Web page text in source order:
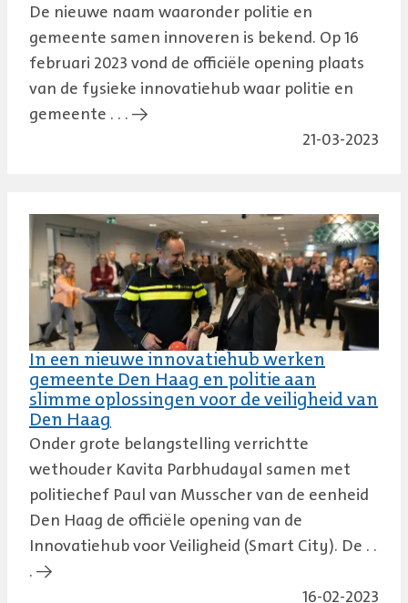
De nieuwe naam waaronder politie en
gemeente samen innoveren is bekend. Op 16
februari 2023 vond de officiële opening plaats
van de fysieke innovatiehub waar politie en
gemeente . . . →
21-03-2023
In een nieuwe innovatiehub werken
gemeente Den Haag en politie aan
slimme oplossingen voor de veiligheid van
Den Haag
Onder grote belangstelling verrichtte
wethouder Kavita Parbhudayal samen met
politiechef Paul van Musscher van de eenheid
Den Haag de officiële opening van de
Innovatiehub voor Veiligheid (Smart City). De . .
. →
16-02-2023